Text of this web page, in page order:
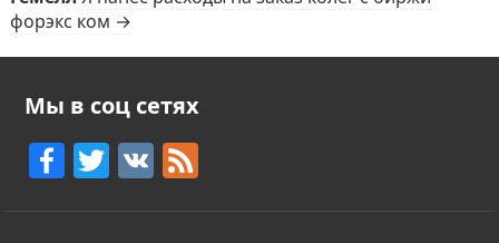
форэкс ком →
Мы в соц сетях
F T V F